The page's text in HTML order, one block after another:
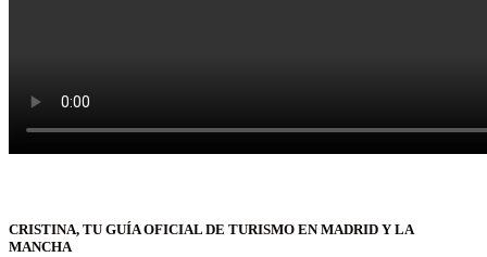
CRISTINA, TU GUÍA OFICIAL DE TURISMO EN MADRID Y LA
MANCHA